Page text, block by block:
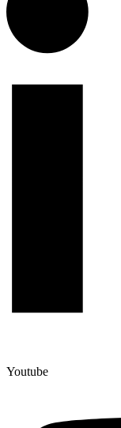
Youtube